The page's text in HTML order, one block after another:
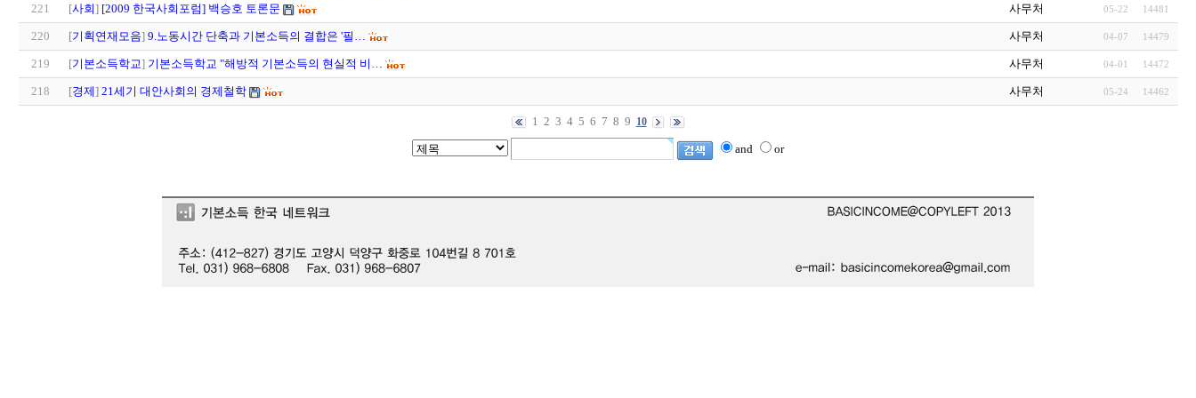
221 [사회] [2009 한국사회포럼] 백승호 토론문 사무처 05-22 14481
220 [기획연재모음] 9.노동시간 단축과 기본소득의 결합은 '필… 사무처 04-07 14479
219 [기본소득학교] 기본소득학교 "해방적 기본소득의 현실적 비… 사무처 04-01 14472
218 [경제] 21세기 대안사회의 경제철학 사무처 05-24 14462
1 2 3 4 5 6 7 8 9 10
and or